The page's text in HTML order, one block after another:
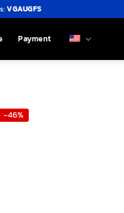
VGAUGFS
Payment
-46%